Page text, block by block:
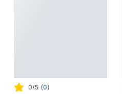
0/5 (0)